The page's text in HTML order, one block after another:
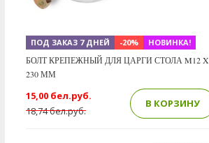
ПОД ЗАКАЗ 7 ДНЕЙ -20% НОВИНКА!
БОЛТ КРЕПЕЖНЫЙ ДЛЯ ЦАРГИ СТОЛА M12 X
230 ММ
18,74 бел.руб.
15,00 бел.руб.
В КОРЗИНУ